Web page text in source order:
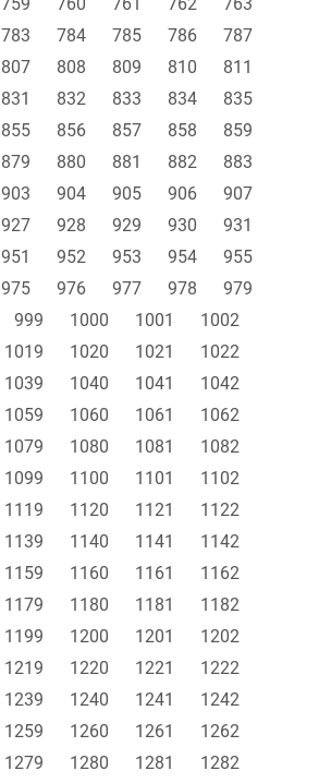
783 784 785 786
787
807 808 809 810
811
831 832 833 834
835
855 856 857 858
859
879 880 881 882
883
903 904 905 906
907
927 928 929 930
931
951 952 953 954
955
975 976 977 978
979
999 1000 1001
1002
1019 1020 1021
1022
1039 1040 1041
1042
1059 1060 1061
1062
1079 1080 1081
1082
1099 1100 1101
1102
1119 1120 1121
1122
1139 1140 1141
1142
1159 1160 1161
1162
1179 1180 1181
1182
1199 1200 1201
1202
1219 1220 1221
1222
1239 1240 1241
1242
1259 1260 1261
1262
1279 1280 1281
1282